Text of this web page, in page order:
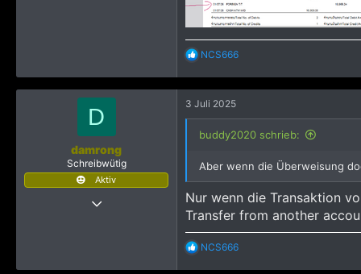
R
a
k
t
i
o
n
:
NCS666
D
damrong
Schreibwütig
Aktiv
20 Februar 2022
3 Juli 2025
buddy2020 schrieb:
Aber wenn die Überweisung
Nur wenn die Transaktion
Transfer from another
R
NCS666